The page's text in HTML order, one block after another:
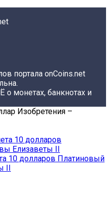
портала onCoins.net
о монетах, банкнотах и
Изобретения –
10 долларов Платиновый
II